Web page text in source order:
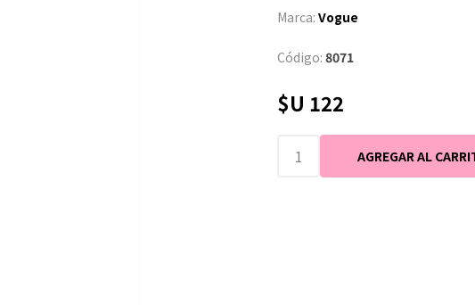
Marca: Vogue
Código: 8071
$U 122